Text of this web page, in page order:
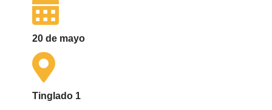
20 de mayo
Tinglado 1